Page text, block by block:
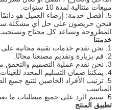
مبيعات متتالية لمدة 10 سنوات.
فنحن حريصون على حل أي
المطروحة ونساعد كل محتاج
خدمتنا
1. نحن نقدم خدمات تقنية مجانية على آلات النسيج والتطبيقات.
2. قم بزيارة وتقديم مصنعنا مجانًا.
3. نحن نقدم عملية التصميم والتحقق مجانا.
4. يمكننا ضمان التسليم المحدد للعينات والبضائع.
5. ترتيب الأفراد الخاصين لتتبع جميع
المناسب.
6. سيتم الرد على جميع متطلبات ما بعد البيع في غضون 24 ساعة.
تطبيق المنتج